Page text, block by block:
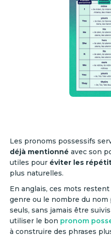
Les pronoms possessifs
déjà mentionné avec son
utiles pour éviter les
plus naturelles.
En anglais, ces mots
genre ou le nombre du nom
seuls, sans jamais être
utiliser le bon pronom
à construire des phrases